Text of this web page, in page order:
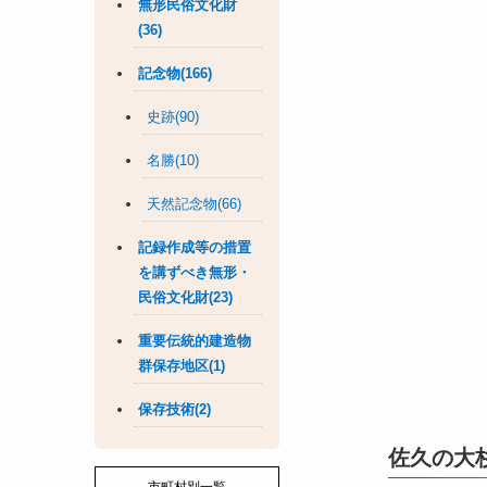
無形民俗文化財
(36)
記念物(166)
史跡(90)
名勝(10)
天然記念物(66)
記録作成等の措置
を講ずべき無形・
民俗文化財(23)
重要伝統的建造物
群保存地区(1)
保存技術(2)
佐久の大